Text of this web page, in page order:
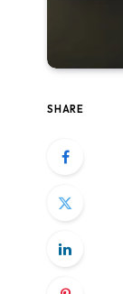
SHARE